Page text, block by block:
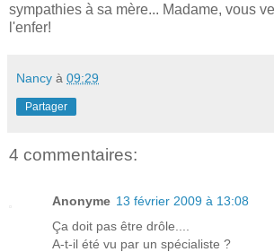
sympathies à sa mère... Madame, vous
l'enfer!
Nancy à 09:29
Partager
4 commentaires:
Anonyme 13 février 2009 à 13:08
Ça doit pas être drôle....
A-t-il été vu par un spécialiste ?